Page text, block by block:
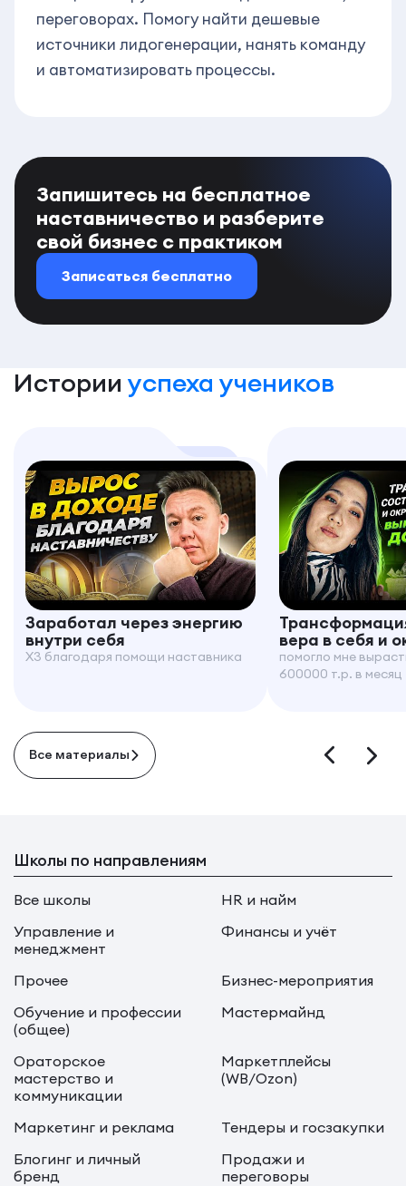
переговорах. Помогу найти дешевые
источники лидогенерации, нанять команду
и автоматизировать процессы.
Запишитесь на бесплатное
наставничество и разберите
свой бизнес с практиком
Записаться бесплатно
Истории успеха учеников
Заработал через энергию
внутри себя
X3 благодаря помощи наставника
вера в себя и
помогло мне
600000 т.р. в месяц
Все материалы
Школы по направлениям
Все школы
HR и найм
Управление и
менеджмент
Финансы и учёт
Прочее
Бизнес-мероприятия
Обучение и профессии
(общее)
Мастермайнд
Ораторское
мастерство и
коммуникации
Маркетплейсы
(WB/Ozon)
Маркетинг и реклама
Тендеры и госзакупки
Блогинг и личный
бренд
Продажи и
переговоры